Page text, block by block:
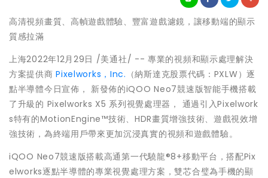
高清視頻畫質、高幀遊戲體驗、豐富遊戲濾鏡，讓移動端的顯示
質感拉滿
上海2022年12月29日 /美通社/ -- 專業的視頻和顯示處理解決
方案提供商Pixelworks，Inc. （納斯達克股票代碼：PXLW）逐
點半導體今日宣佈， 新發佈的iQOO Neo7競速版智能手機搭載
了升級的 Pixelworks X5 系列視覺處理器， 通過引入Pixelwork
s特有的MotionEngine™技術、HDR畫質增強技術、遊戲視效增
強技術，為終端用戶帶來更加沉浸真實的視頻和遊戲體驗。
iQOO Neo7競速版搭載高通第一代驍龍®8+移動平台，搭配Pix
elworks逐點半導體的專業視覺處理方案，雙芯合璧為手機的顯